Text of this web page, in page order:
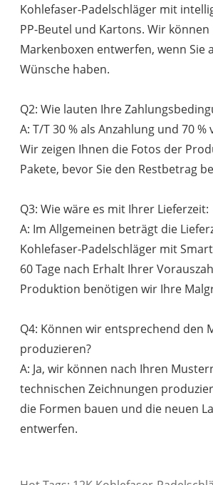
Kohlefaser-Padelschläger mit
PP-Beutel und Kartons. Wir können
Markenboxen entwerfen, wenn Sie
Wünsche haben.
Q2: Wie lauten Ihre
A: T/T 30 % als Anzahlung und 70
Wir zeigen Ihnen die Fotos der
Pakete, bevor Sie den Restbetrag
Q3: Wie wäre es mit Ihrer Lieferzeit:
A: Im Allgemeinen beträgt die
Kohlefaser-Padelschläger mit
60 Tage nach Erhalt Ihrer
Produktion benötigen wir Ihre
Q4: Können wir entsprechend den
produzieren?
A: Ja, wir können nach Ihren
technischen Zeichnungen
die Formen bauen und die neuen
entwerfen.